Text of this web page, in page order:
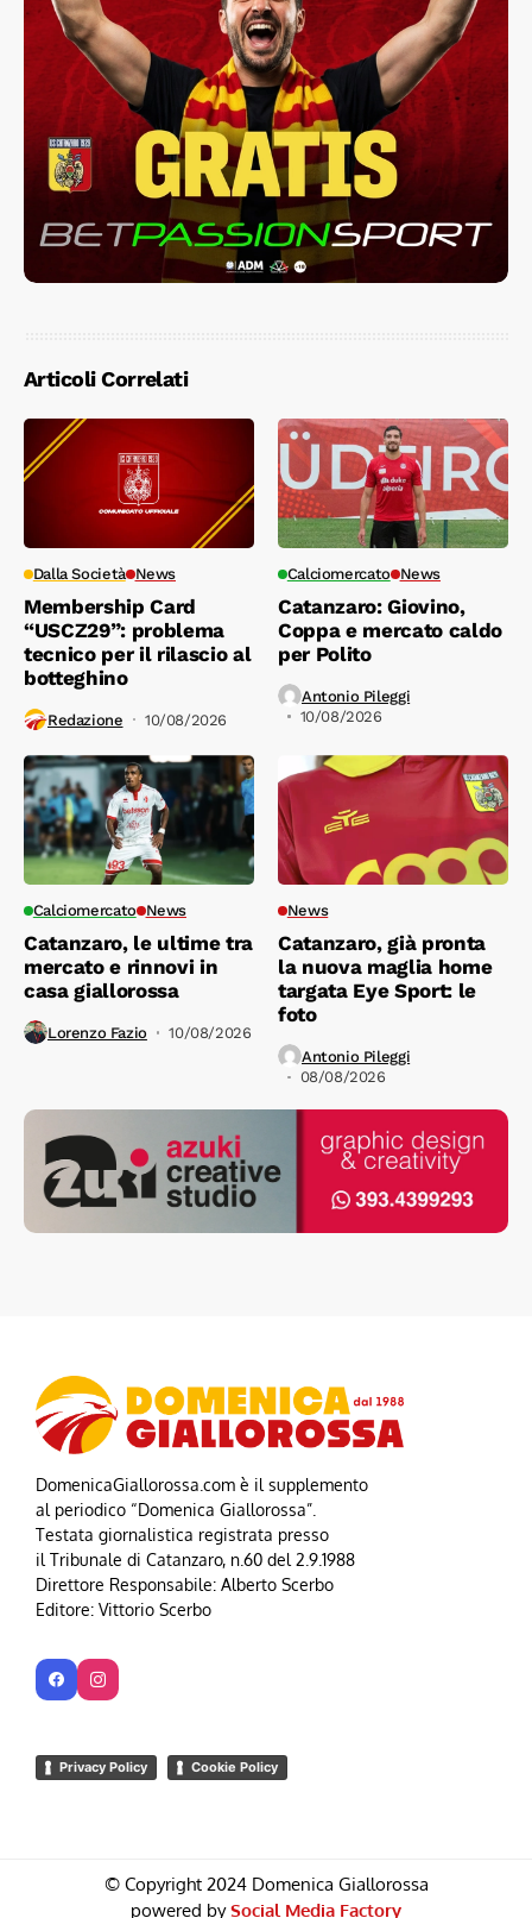
Articoli Correlati
Dalla Società News
Membership Card
“USCZ29”: problema
tecnico per il rilascio al
botteghino
Redazione 10/08/2026
Calciomercato News
Catanzaro: Giovino,
Coppa e mercato caldo
per Polito
Antonio Pileggi
10/08/2026
Calciomercato News
Catanzaro, le ultime tra
mercato e rinnovi in
casa giallorossa
Lorenzo Fazio 10/08/2026
News
Catanzaro, già pronta
la nuova maglia home
targata Eye Sport: le
foto
Antonio Pileggi
08/08/2026
DomenicaGiallorossa.com è il supplemento
al periodico “Domenica Giallorossa”.
Testata giornalistica registrata presso
il Tribunale di Catanzaro, n.60 del 2.9.1988
Direttore Responsabile: Alberto Scerbo
Editore: Vittorio Scerbo
Privacy Policy Cookie Policy
© Copyright 2024 Domenica Giallorossa
powered bySocial Media Factory